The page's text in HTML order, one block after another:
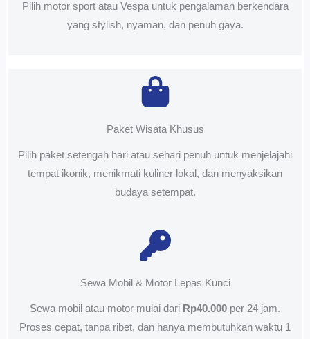
Pilih motor sport atau Vespa untuk pengalaman berkendara
yang stylish, nyaman, dan penuh gaya.
Paket Wisata Khusus
Pilih paket setengah hari atau sehari penuh untuk menjelajahi
tempat ikonik, menikmati kuliner lokal, dan menyaksikan
budaya setempat.
Sewa Mobil & Motor Lepas Kunci
Sewa mobil atau motor mulai dari Rp40.000 per 24 jam.
Proses cepat, tanpa ribet, dan hanya membutuhkan waktu 1